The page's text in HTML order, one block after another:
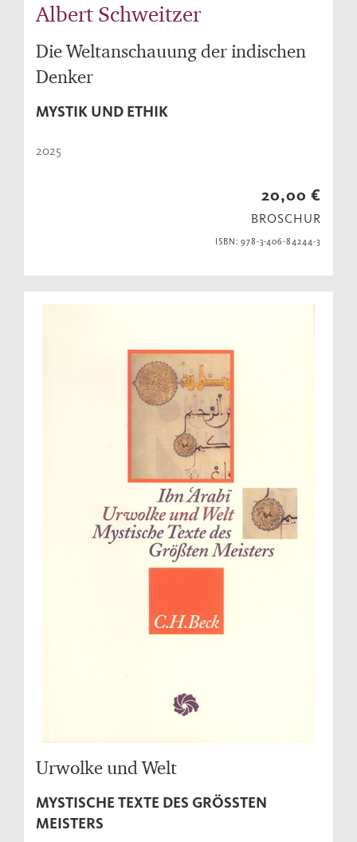
Albert Schweitzer
Die Weltanschauung der indischen
Denker
MYSTIK UND ETHIK
2025
20,00 €
BROSCHUR
ISBN: 978-3-406-84244-3
Urwolke und Welt
MYSTISCHE TEXTE DES GRÖSSTEN M
EISTERS